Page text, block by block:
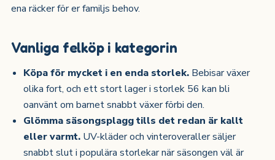
ena räcker för er familjs behov.
Vanliga felköp i kategorin
Köpa för mycket i en enda storlek. Bebisar växer
olika fort, och ett stort lager i storlek 56 kan bli
oanvänt om barnet snabbt växer förbi den.
Glömma säsongsplagg tills det redan är kallt
eller varmt. UV-kläder och vinteroveraller säljer
snabbt slut i populära storlekar när säsongen väl är